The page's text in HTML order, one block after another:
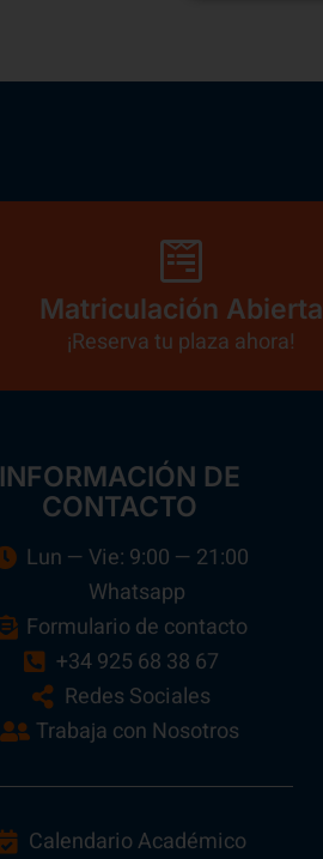
Matriculación Abierta
¡Reserva tu plaza ahora!
INFORMACIÓN DE
CONTACTO
Lun — Vie: 9:00 — 21:00
Whatsapp
Formulario de contacto
+34 925 68 38 67
Redes Sociales
Trabaja con Nosotros
Calendario Académico